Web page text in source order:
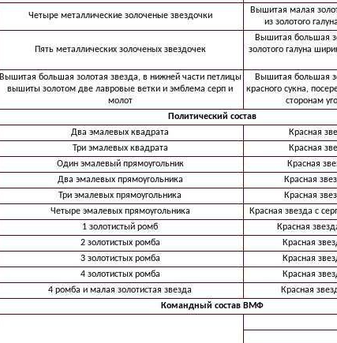
Четыре металлические золоченые звездочки
Вышитая малая
из золотого
Пять металлических золоченых звездочек
Вышитая большая
золотого галуна
Вышитая большая золотая звезда, в нижней части петлицы
вышиты золотом две лавровые ветки и эмблема серп и
молот
Вышитая большая
красного сукна,
сторонам
Политический состав
Два эмалевых квадрата
Красная
Три эмалевых квадрата
Красная
Один эмалевый прямоугольник
Красная
Два эмалевых прямоугольника
Красная
Три эмалевых прямоугольника
Красная
Четыре эмалевых прямоугольника
Красная звезда с
1 золотистый ромб
Красная
2 золотистых ромба
Красная
3 золотистых ромба
Красная
4 золотистых ромба
Красная
4 ромба и малая золотистая звезда
Красная
Командный состав ВМФ